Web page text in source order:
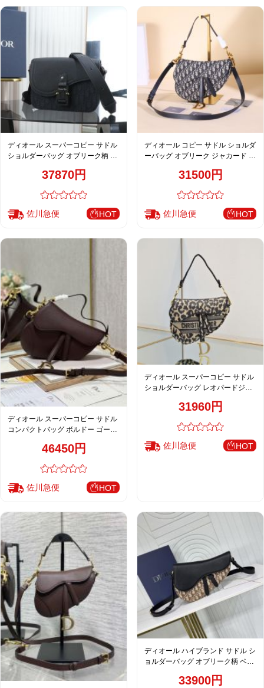
ディオール スーパーコピー サドル
ショルダーバッグ オブリーク柄 ブ
37870円
佐川急便 HOT
ディオール コピー サドル ショルダ
ーバッグ オブリーク ジャカード ネ
31500円
佐川急便 HOT
ディオール スーパーコピー サドル
コンパクトバッグ ボルドー ゴール
46450円
佐川急便 HOT
ディオール スーパーコピー サドル
ショルダーバッグ レオパードジャ
31960円
佐川急便 HOT
ディオール ハイブランド サドル シ
ョルダーバッグ オブリーク柄 ベー
33900円